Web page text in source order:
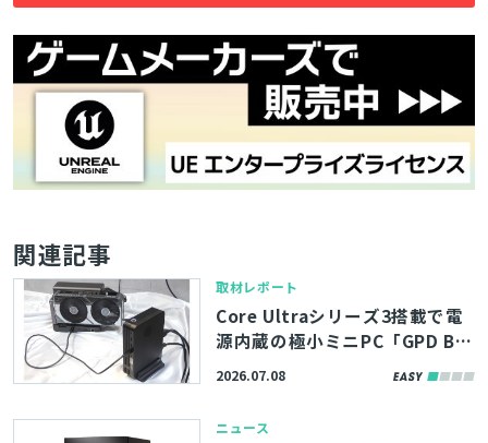
関連記事
取材レポート
Core Ultraシリーズ3搭載で電
源内蔵の極小ミニPC「GPD BO
X」＆約1.6kgの軽量eGPUドッ
2026.07.08
ニュース
とじる